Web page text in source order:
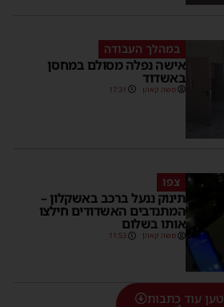
במהלך העבודה
אישה נפלה מסולם במחסן
באשדוד
משה קאהן 17:31
צפו
תינוק ננעל ברכב באשקלון –
המתנדבים האשדודים חילצו
אותו בשלום
משה קאהן 11:53
טען עוד כתבות